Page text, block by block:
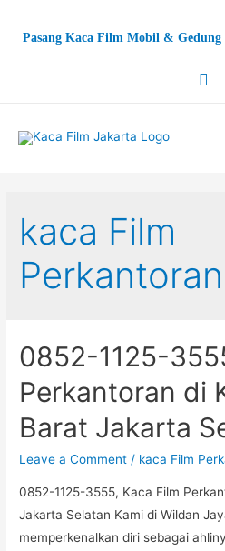
Pasang Kaca Film Mobil &
kaca Film
0852-1125-
Perkantoran di
Barat Jakarta
Leave a Comment / kaca Film
0852-1125-3555, Kaca Film
Jakarta Selatan Kami di Wildan
memperkenalkan diri sebagai